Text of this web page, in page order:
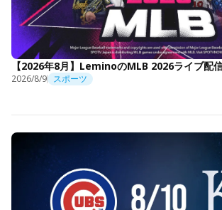
【2026年8月】LeminoのMLB 2026ライブ配
2026/8/9 スポーツ